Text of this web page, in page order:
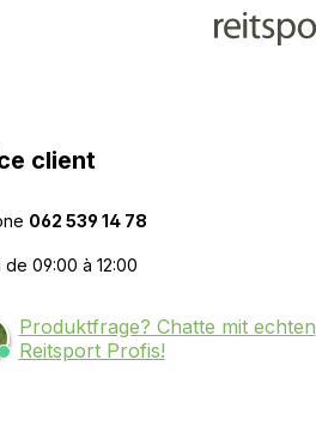
client
062 539 14 78
de 09:00 à 12:00
Produktfrage? Chatte mit echten
Reitsport Profis!